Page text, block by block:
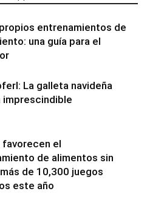
entrenamientos de
una guía para el
La galleta navideña
imprescindible
el
de alimentos sin
de 10,300 juegos
este año